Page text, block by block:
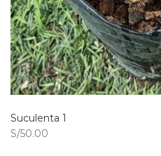
Suculenta 1
S/50.00